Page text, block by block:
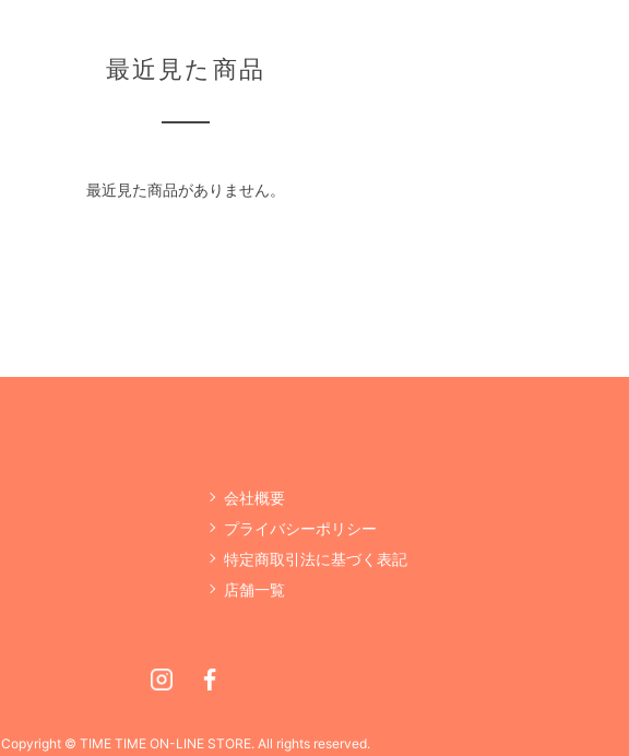
最近見た商品
最近見た商品がありません。
会社概要
プライバシーポリシー
特定商取引法に基づく表記
店舗一覧
Copyright © TIME TIME ON-LINE STORE. All rights reserved.